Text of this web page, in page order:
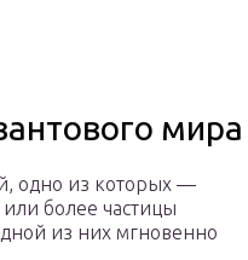
мира
одно из которых —
более частицы
из них мгновенно